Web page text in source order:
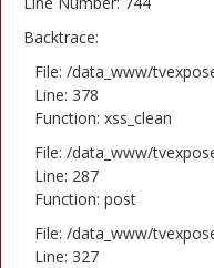
Backtrace:
File: /data_www/
Line: 378
Function: xss_clean
File: /data_www/
Line: 287
Function: post
File: /data_www/
Line: 327
Novosti
TV Serije
Filmovi
Glumci
Contact